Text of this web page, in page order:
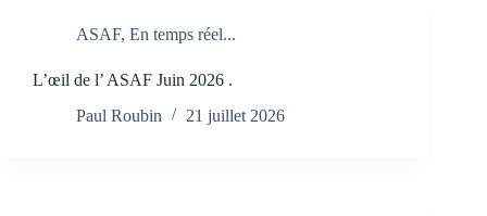
ASAF, En temps réel...
L’œil de l’ ASAF Juin 2026 .
Paul Roubin
21 juillet 2026